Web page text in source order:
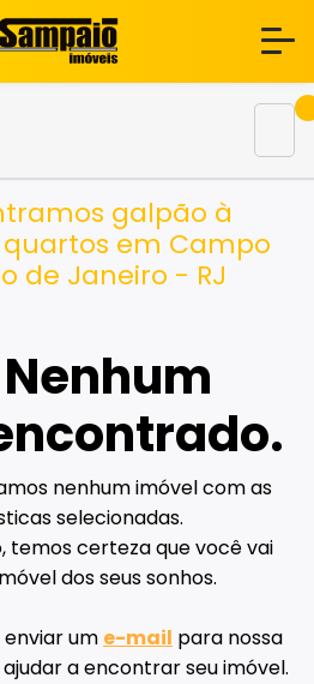
galpão à
em Campo
de Janeiro - RJ
Nenhum
nenhum imóvel com as
selecionadas.
temos certeza que você vai
dos seus sonhos.
um e-mail para nossa
a encontrar seu imóvel.